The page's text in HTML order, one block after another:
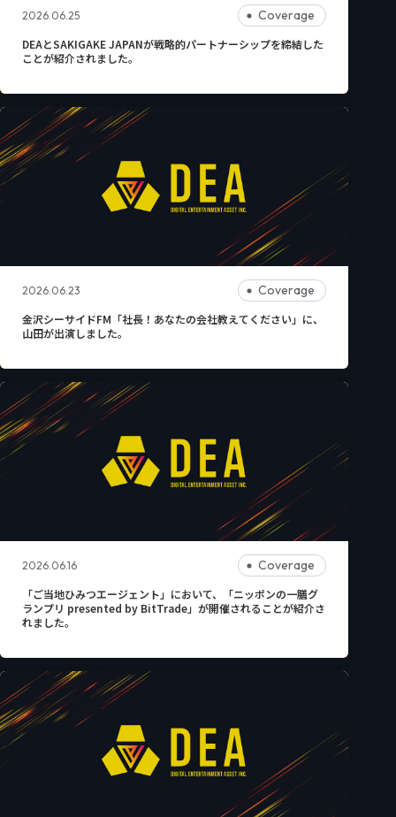
2026.06.25 Coverage
DEAとSAKIGAKE JAPANが戦略的パートナーシップを締結した
ことが紹介されました。
2026.06.23 Coverage
金沢シーサイドFM「社長！あなたの会社教えてください」に、
山田が出演しました。
2026.06.16 Coverage
「ご当地ひみつエージェント」において、「ニッポンの一膳グ
ランプリ presented by BitTrade」が開催されることが紹介さ
れました。